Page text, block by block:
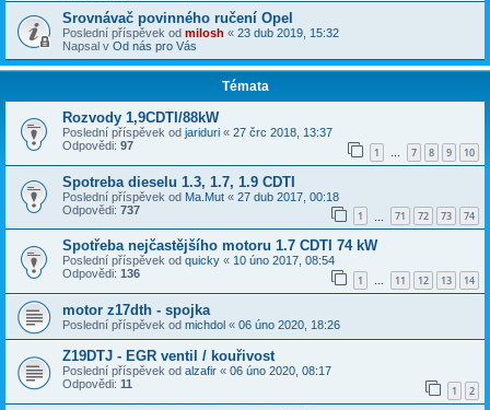
Srovnávač povinného ručení Opel
Poslední příspěvek od milosh « 23 dub 2019, 15:32
Napsal v Od nás pro Vás
Témata
Rozvody 1,9CDTI/88kW
Poslední příspěvek od jariduri « 27 črc 2018, 13:37
Odpovědi: 97 1 … 7 8 9 10
Spotreba dieselu 1.3, 1.7, 1.9 CDTI
Poslední příspěvek od Ma.Mut « 27 dub 2017, 00:18
Odpovědi: 737 1 71 72 73 74
Spotřeba nejčastějšího motoru 1.7 CDTI 74 kW
Poslední příspěvek od quicky « 10 úno 2017, 08:54
Odpovědi: 136 1 … 11 12 13 14
motor z17dth - spojka
Poslední příspěvek od michdol « 06 úno 2020, 18:26
Z19DTJ - EGR ventil / kouřivost
Poslední příspěvek od alzafir « 06 úno 2020, 08:17
Odpovědi: 11 1 2